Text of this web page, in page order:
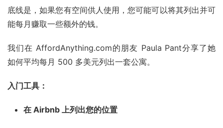
底线是，如果您有空间供人使用，您可能可以将其列出并可
能每月赚取一些额外的钱。
我们在 AffordAnything.com的朋友 Paula Pant分享了她
如何平均每月 500 多美元列出一套公寓。
入门工具：
在 Airbnb 上列出您的位置